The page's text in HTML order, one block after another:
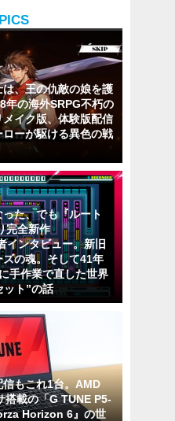
、王の仇敵の娘を護
の海外SRPG不朽の
イク版、体験版配信
ーが駆ける異色の戦
た、でも『ルート
完全新作
インタビュー。新旧
の魂。そして41年
手作業で直した世界
ット”の話
もこれ1台。AMD
載の「G TUNE P5-
Horizon 6』の世